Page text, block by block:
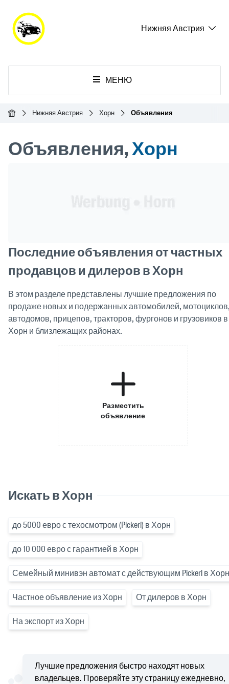
Нижняя Австрия
МЕНЮ
ГлавнаяНижняя Австрия Хорн Объявления
Объявления,Хорн
Последние объявления от частных
продавцов и дилеров в Хорн
В этом разделе представлены лучшие предложения по
продаже новых и подержанных автомобилей,
автодомов, прицепов, тракторов, фургонов и грузовиков в
Хорн и близлежащих районах.
Разместить
объявление
Искать в Хорн
до 5000 евро с техосмотром (Pickerl) в Хорн
до 10 000 евро с гарантией в Хорн
Семейный минивэн автомат с действующим Pickerl в Хорн
Частное объявление из Хорн От дилеров в Хорн
На экспорт из Хорн
Лучшие предложения быстро находят новых
владельцев. Проверяйте эту страницу ежедневно,